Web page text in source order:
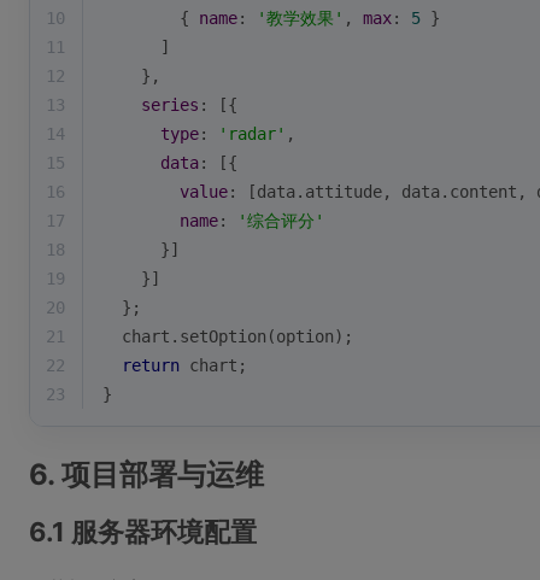
10
        {
name: '教学效果' , max: 5 }
11
      ]
12
    },
13
series : [{
14
type: 'radar' ,
15
data: [{
16
value: [data.attitude, data.content,
17
name:
'综合评分'
18
      }]
19
    }]
20
  };
21
  chart.setOption(option);
22
return chart;
23
}
6. 项目部署与运维
6.1 服务器环境配置